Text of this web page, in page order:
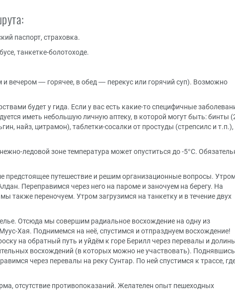
паспорт, страховка.
танкетке-болотоходе.
и вечером — горячее, в обед — перекус или горячий суп). Возможно
будет у гида. Если у вас есть какие-то специфичные
иметь небольшую личную аптеку, в которой могут быть: бинты
найз, цитрамон), таблетки-сосалки от простуды (стрепсилс и т.п.),
ледовой зоне температура может опуститься до -5°С.
предстоящее путешествие и решим организационные вопросы.
Переправимся через него на пароме и заночуем на берегу. На
также переночуем. Утром загрузимся на танкетку и в течение двух
Отсюда мы совершим радиальное восхождение на одну из
Хая. Поднимемся на неё, спустимся и отпразднуем восхождение!
на обратный путь и уйдём к горе Берилл через перевалы и
восхождений (в которых можно не участвовать). Поднявшись
через перевалы на реку Сунтар. По ней спустимся к трассе,
отсутствие противопоказаний. Желателен опыт пешеходных